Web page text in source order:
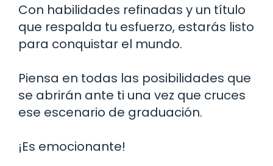
Con habilidades refinadas y un título
que respalda tu esfuerzo, estarás listo
para conquistar el mundo.
Piensa en todas las posibilidades que
se abrirán ante ti una vez que cruces
ese escenario de graduación.
¡Es emocionante!